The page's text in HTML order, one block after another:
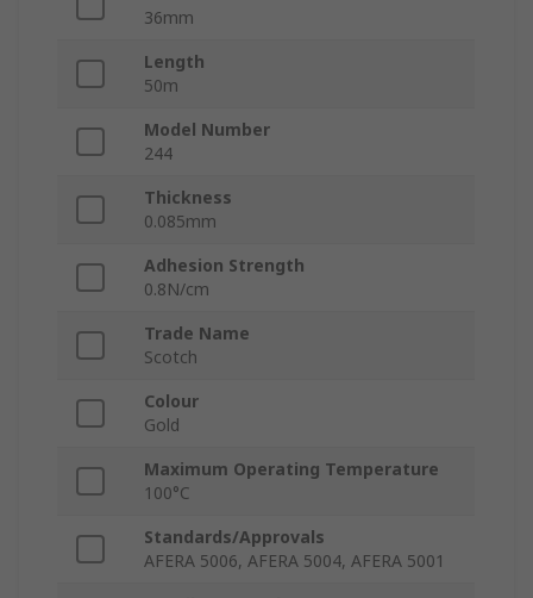
36mm
Length
50m
Model Number
244
Thickness
0.085mm
Adhesion Strength
0.8N/cm
Trade Name
Scotch
Colour
Gold
Maximum Operating Temperature
100°C
Standards/Approvals
AFERA 5006, AFERA 5004, AFERA 5001